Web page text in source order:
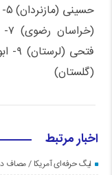
(گلستان)
اخبار مرتبط
لیگ حرفه‌ای آمریکا / مصاف